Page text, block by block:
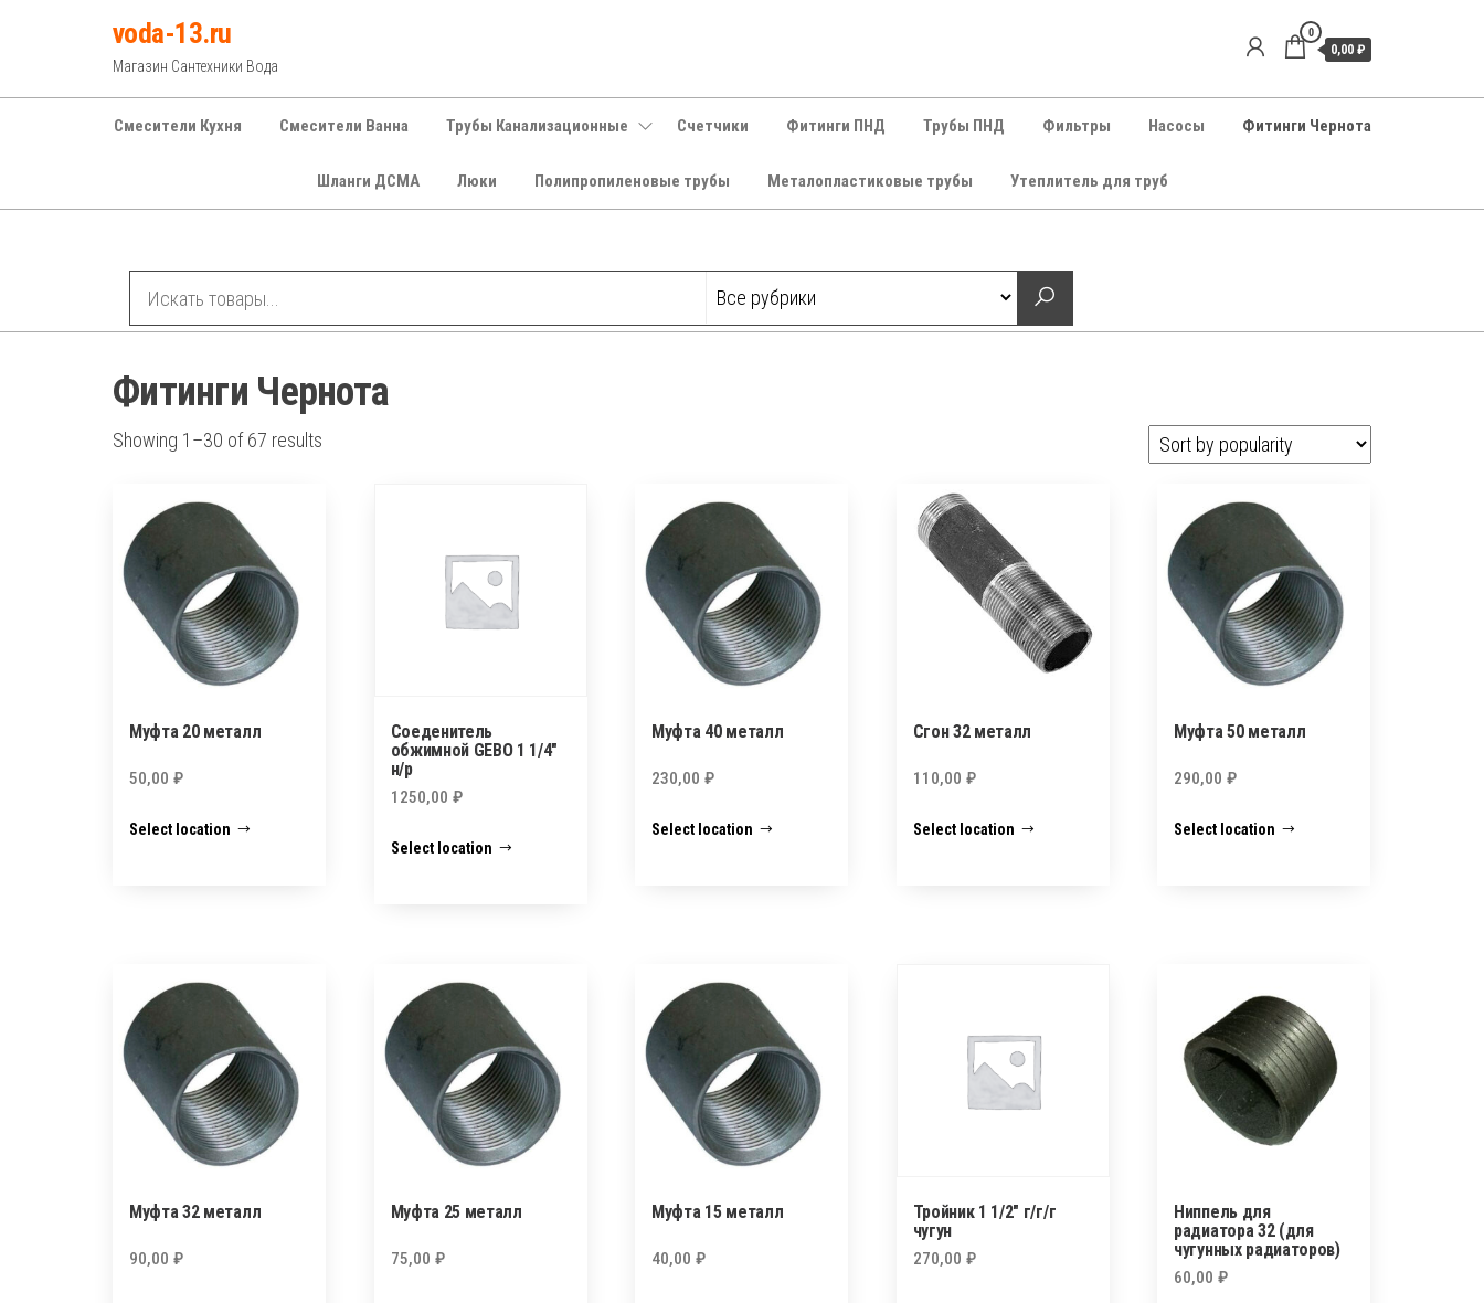
voda-13.ru
Магазин Сантехники Вода
0
0,00 ₽
Смесители Кухня Смесители Ванна Трубы Канализационные Счетчики Фитинги ПНД Трубы ПНД Фильтры Насосы Фитинги Чернота
Шланги ДСМА Люки Полипропиленовые трубы Металопластиковые трубы Утеплитель для труб
Фитинги Чернота
Showing 1–30 of 67 results
Муфта 20 металл
50,00 ₽
Select location
Соеденитель
обжимной GEBO 1 1/4″
н/р
1250,00 ₽
Select location
Муфта 40 металл
230,00₽
Select location
Сгон 32 металл
110,00 ₽
Select location
Муфта 50 металл
290,00₽
Select location
Муфта 32 металл
90,00 ₽
Муфта 25 металл
75,00 ₽
Муфта 15 металл
40,00₽
Тройник 1 1/2″ г/г/г
чугун
270,00 ₽
Ниппель для
радиатора 32 (для
чугунных радиаторов)
60,00₽